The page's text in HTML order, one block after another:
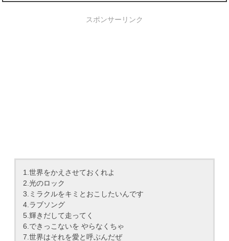
スポンサーリンク
1.世界をかえさせておくれよ
2.光のロック
3.ミラクルをキミとおこしたいんです
4.ラブソング
5.輝きだして走ってく
6.できっこないを やらなくちゃ
7.世界はそれを愛と呼ぶんだぜ